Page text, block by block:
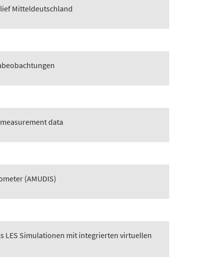
Mitteldeutschland
data
(AMUDIS)
LES Simulationen mit integrierten virtuellen